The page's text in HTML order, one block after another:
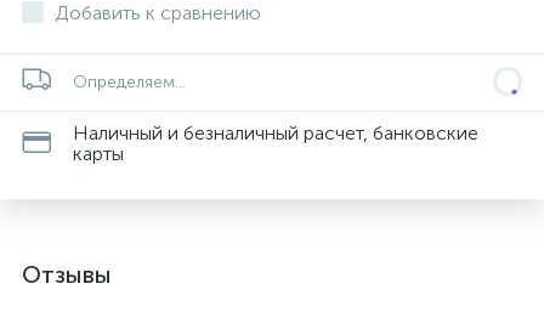
Добавить к сравнению
Определяем...
Наличный и безналичный расчет, банковские
карты
Отзывы